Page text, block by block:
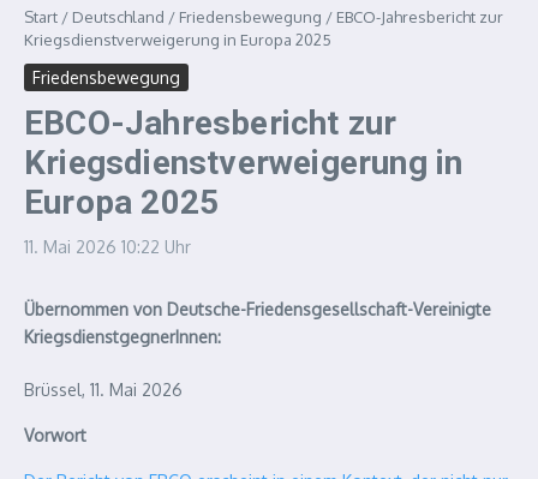
Start / Deutschland / Friedensbewegung / EBCO-Jahresbericht zur
Kriegsdienstverweigerung in Europa 2025
Friedensbewegung
EBCO-Jahresbericht zur
Kriegsdienstverweigerung in
Europa 2025
11. Mai 2026 10:22 Uhr
Übernommen von Deutsche-Friedensgesellschaft-Vereinigte
KriegsdienstgegnerInnen:
Brüssel, 11. Mai 2026
Vorwort